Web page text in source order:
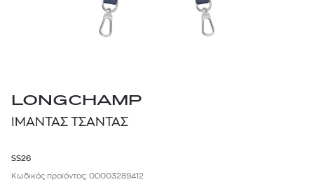
LONGCHAMP
ΙΜΑΝΤΑΣ ΤΣΑΝΤΑΣ
SS26
Κωδικός προϊόντος: 00003289412